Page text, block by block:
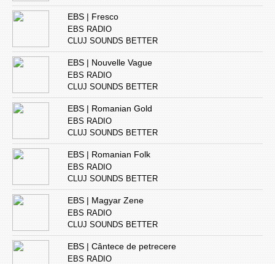
EBS | Fresco
EBS RADIO
CLUJ SOUNDS BETTER
EBS | Nouvelle Vague
EBS RADIO
CLUJ SOUNDS BETTER
EBS | Romanian Gold
EBS RADIO
CLUJ SOUNDS BETTER
EBS | Romanian Folk
EBS RADIO
CLUJ SOUNDS BETTER
EBS | Magyar Zene
EBS RADIO
CLUJ SOUNDS BETTER
EBS | Cântece de petrecere
EBS RADIO